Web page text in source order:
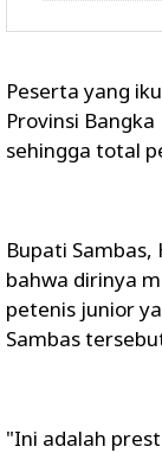
Peserta yang
Provinsi
sehingga total
Bupati Sambas,
bahwa dirinya
petenis junior
Sambas
"Ini adalah